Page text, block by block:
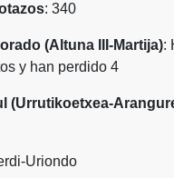
: 340
(Altuna III-Martija):
y han perdido 4
(Urrutikoetxea-
Uriondo